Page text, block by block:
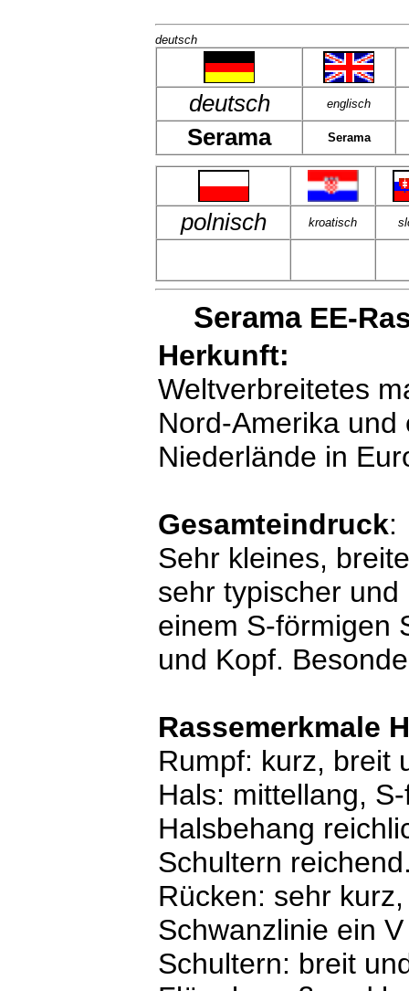
deutsch
deutsch englisch
Serama Serama
polnisch kroatisch
SeramaEE-
Herkunft:
Weltverbreitetes
Nord-Amerika
Niederlände in
Gesamteindruck:
Sehr kleines,
sehr typischer
einem S-förmigen
und Kopf.
Rassemerkmale
Rumpf: kurz, breit
Hals: mittellang,
Halsbehang
Schultern
Rücken: sehr
Schwanzlinie ein
Schultern: breit